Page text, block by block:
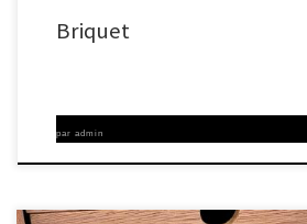
Briquet
par admin